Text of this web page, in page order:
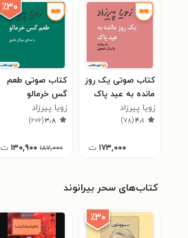
کتاب صوتی یک روز
مانده به عید پاک
زویا پیرزاد
۴٫۱(۷۸)
۱۷۳,۰۰۰ ت
٪۳۰
کتاب صوتی طعم
گس خرمالو
زویا پیرزاد
۳٫۸(۲۰۶)
۱۸۷,۰۰۰ ۱۳۰,۹۰۰ ت
کتاب‌های سحر بیرانوند
٪۳۰